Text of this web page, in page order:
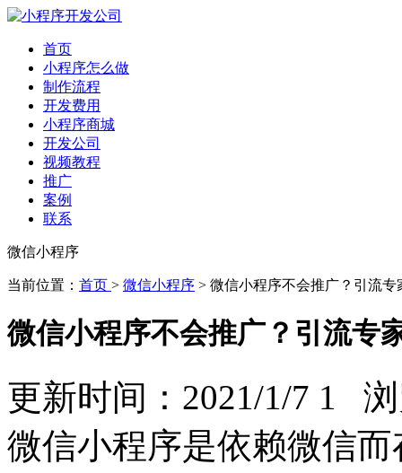
首页
小程序怎么做
制作流程
开发费用
小程序商城
开发公司
视频教程
推广
案例
联系
微信小程序
当前位置： 首页 > 微信小程序 > 微信小程序不会推广？引流专
微信小程序不会推广？引流专
更新时间：2021/1/7 1
微信小程序是依赖微信